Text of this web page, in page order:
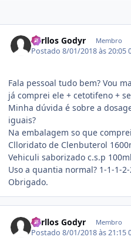
Carllos Godyr Membro
Postado8/01/2018 às 20:05
Fala pessoal tudo bem? Vou
já comprei ele + cetotifeno +
Minha dúvida é sobre a
iguais?
Na embalagem so que
Clloridato de Clenbuterol
Vehiculi saborizado c.s.p 100ml
Uso a quantia normal? 1-1-1-
Obrigado.
Carllos Godyr Membro
Postado8/01/2018 às 21:15